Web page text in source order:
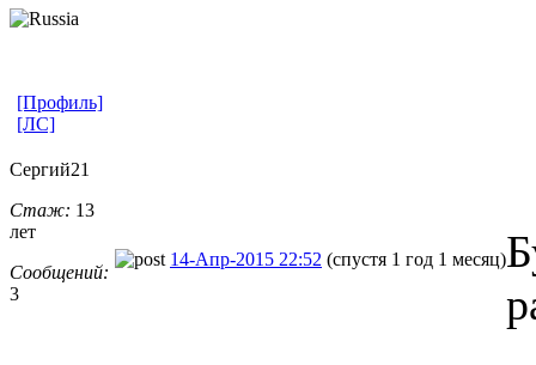
[Профиль]
[ЛС]
Сергий21
Стаж: 13
лет
Сообщений:
3
14-Апр-2015 22:52 (спустя 1 год 1 месяц)